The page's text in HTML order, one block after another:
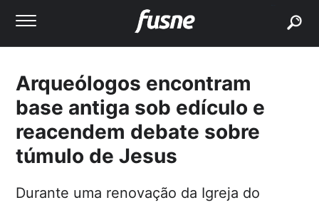
Arqueólogos encontram
base antiga sob edículo e
reacendem debate sobre
túmulo de Jesus
Durante uma renovação da Igreja do